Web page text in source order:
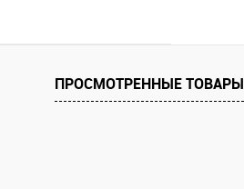
ПРОСМОТРЕННЫЕ ТОВАРЫ